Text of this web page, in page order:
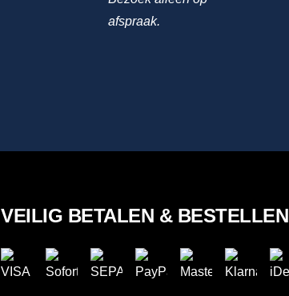
afspraak.
VEILIG BETALEN & BESTELLEN